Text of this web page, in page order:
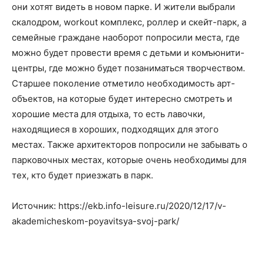
они хотят видеть в новом парке. И жители выбрали
скалодром, workout комплекс, роллер и скейт-парк, а
семейные граждане наоборот попросили места, где
можно будет провести время с детьми и комъюнити-
центры, где можно будет позаниматься творчеством.
Старшее поколение отметило необходимость арт-
объектов, на которые будет интересно смотреть и
хорошие места для отдыха, то есть лавочки,
находящиеся в хороших, подходящих для этого
местах. Также архитекторов попросили не забывать о
парковочных местах, которые очень необходимы для
тех, кто будет приезжать в парк.
Источник: https://ekb.info-leisure.ru/2020/12/17/v-
akademicheskom-poyavitsya-svoj-park/